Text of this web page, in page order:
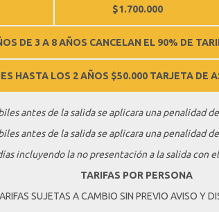
$1.700.000
DE 3 A 8 AÑOS CANCELAN EL 90% DE
HASTA LOS 2 AÑOS $50.000 TARJETA DE
antes de la salida se aplicara una penalidad
antes de la salida se aplicara una penalidad
incluyendo la no presentación a la salida con
TARIFAS POR PERSONA
SUJETAS A CAMBIO SIN PREVIO AVISO Y